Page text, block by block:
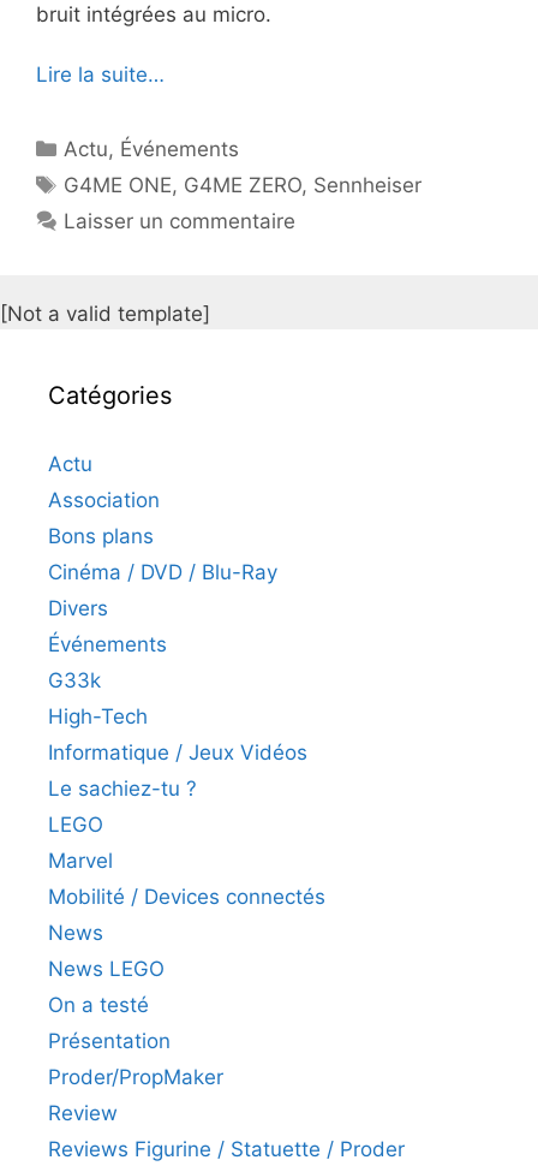
bruit intégrées au micro.
Lire la suite…
Catégories
Actu, Événements
Étiquettes
G4ME ONE, G4ME ZERO, Sennheiser
Laisser un commentaire
[Not a valid template]
Catégories
Actu
Association
Bons plans
Cinéma / DVD / Blu-Ray
Divers
Événements
G33k
High-Tech
Informatique / Jeux Vidéos
Le sachiez-tu ?
LEGO
Marvel
Mobilité / Devices connectés
News
News LEGO
On a testé
Présentation
Proder/PropMaker
Review
Reviews Figurine / Statuette / Proder